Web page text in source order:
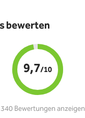
bewerten
9,7/10
Bewertungen anzeigen